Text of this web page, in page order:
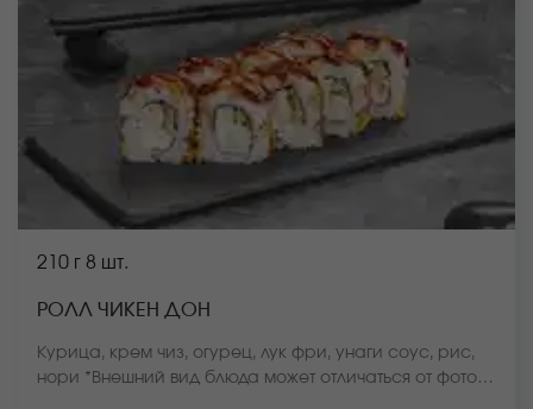
210 г 8 шт.
РОЛЛ ЧИКЕН ДОН
Курица, крем чиз, огурец, лук фри, унаги соус, рис,
нори *Внешний вид блюда может отличаться от фото